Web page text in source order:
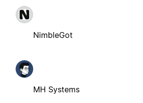
NimbleGot
MH Systems